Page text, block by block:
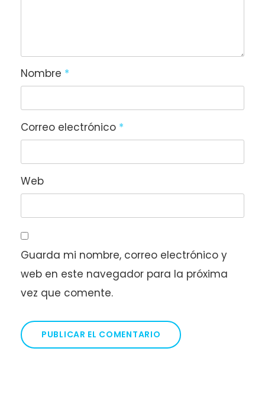
Nombre *
Correo electrónico *
Web
Guarda mi nombre, correo electrónico y
web en este navegador para la próxima
vez que comente.